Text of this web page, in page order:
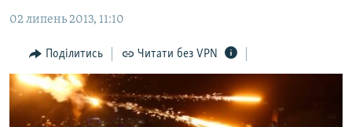
основної
Перейти
до
пошуку
БЛОГИ
ПОГЛЯД
ІНТЕРВ'Ю
ВСЕ ЗА ДЕНЬ
02 липень 2013, 11:10
Поділитись Читати без VPN